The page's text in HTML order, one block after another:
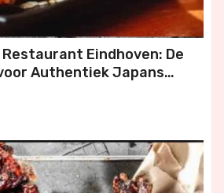
Eindhoven: De
Authentiek Japans